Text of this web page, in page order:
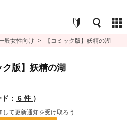
般女性向け > 【コミック版】妖精の湖
ク版】妖精の湖
： 6 件 ）
して更新通知を受け取ろう